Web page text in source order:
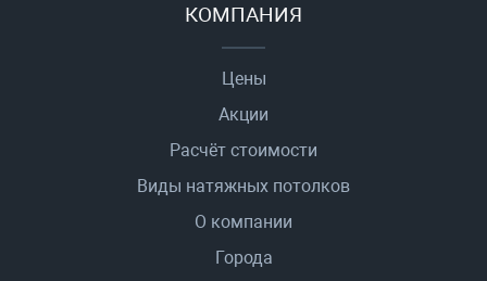
КОМПАНИЯ
Цены
Акции
Расчёт стоимости
Виды натяжных потолков
О компании
Города